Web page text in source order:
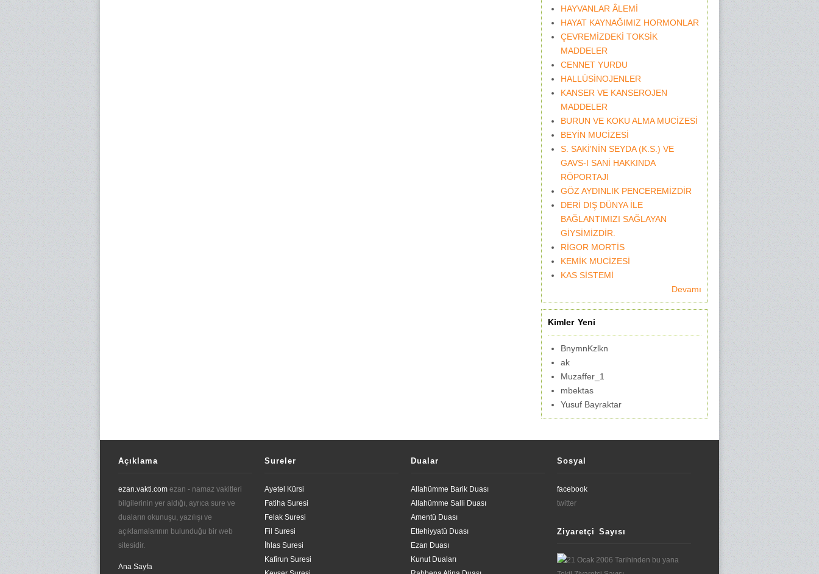
HAYVANLAR ÂLEMİ
HAYAT KAYNAĞIMIZ HORMONLAR
ÇEVREMİZDEKİ TOKSİK
MADDELER
CENNET YURDU
HALLÜSİNOJENLER
KANSER VE KANSEROJEN
MADDELER
BURUN VE KOKU ALMA MUCİZESİ
BEYİN MUCİZESİ
S. SAKİ'NİN SEYDA (K.S.) VE
GAVS-I SANİ HAKKINDA
RÖPORTAJI
GÖZ AYDINLIK PENCEREMİZDİR
DERİ DIŞ DÜNYA İLE
BAĞLANTIMIZI SAĞLAYAN
GİYSİMİZDİR.
RİGOR MORTİS
KEMİK MUCİZESİ
KAS SİSTEMİ
Devamı
Kimler Yeni
BnymnKzlkn
ak
Muzaffer_1
mbektas
Yusuf Bayraktar
Açıklama
ezan.vakti.com ezan - namaz vakitleri
bilgilerinin yer aldığı, ayrıca sure ve
duaların okunuşu, yazılışı ve
açıklamalarının bulunduğu bir web
sitesidir.
Ana Sayfa
Sureler
Ayetel Kürsi
Fatiha Suresi
Felak Suresi
Fil Suresi
İhlas Suresi
Kafirun Suresi
Dualar
Allahümme Barik Duası
Allahümme Salli Duası
Amentü Duası
Ettehiyyatü Duası
Ezan Duası
Kunut Duaları
Sosyal
facebook
twitter
Ziyaretçi Sayısı